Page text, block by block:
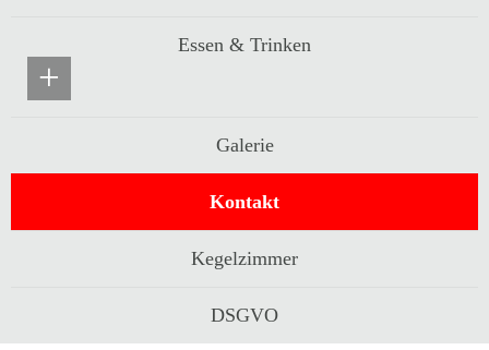
Essen & Trinken
+
Galerie
Kontakt
Kegelzimmer
DSGVO